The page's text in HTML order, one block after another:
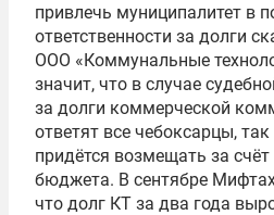
привлечь муниципалитет в
ответственности за долги
ООО «Коммунальные
значит, что в случае
за долги коммерческой
ответят все чебоксарцы,
придётся возмещать за
бюджета. В сентябре
что долг КТ за два года